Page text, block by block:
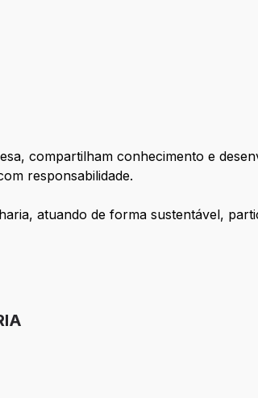
compartilham conhecimento e
responsabilidade.
atuando de forma sustentável,